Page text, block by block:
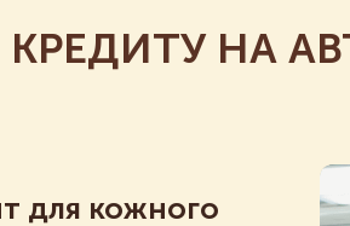
НА
для кожного